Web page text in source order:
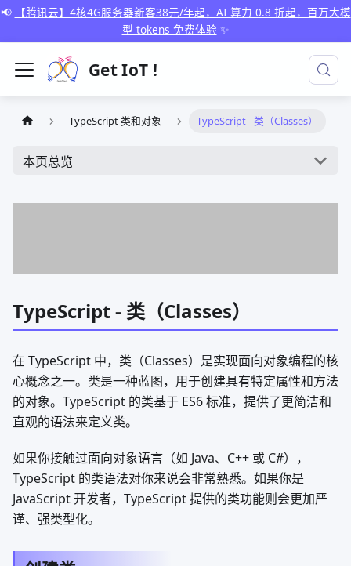
📢
【腾讯云】4核4G服务器新客38元/年起，AI 算力 0.8 折起，百万大模
型 tokens 免费体验 ✨
Get IoT !
TypeScript 类和对象 TypeScript - 类（Classes）
本页总览
TypeScript - 类（Classes）
在 TypeScript 中，类（Classes）是实现面向对象编程的核
心概念之一。类是一种蓝图，用于创建具有特定属性和方法
的对象。TypeScript 的类基于 ES6 标准，提供了更简洁和
直观的语法来定义类。
如果你接触过面向对象语言（如 Java、C++ 或 C#），
TypeScript 的类语法对你来说会非常熟悉。如果你是
JavaScript 开发者，TypeScript 提供的类功能则会更加严
谨、强类型化。